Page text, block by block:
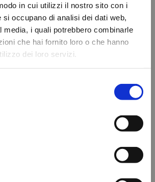
in cui utilizzi il nostro sito con i
occupano di analisi dei dati web,
media, i quali potrebbero combinarle
che hai fornito loro o che hanno
dei loro servizi.